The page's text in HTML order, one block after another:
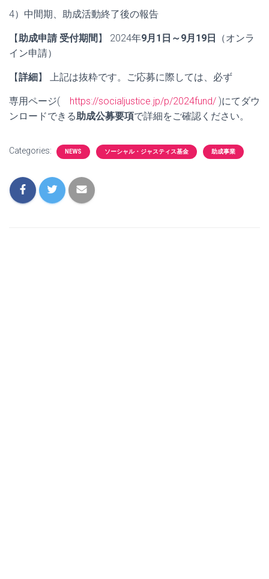
4）中間期、助成活動終了後の報告
【助成申請 受付期間 】 2024年9月1日～9月19日
（オンラ
イン申請）
【詳細】 上記は抜粋です。ご応募に際しては、必ず
専用ページ( https://socialjustice.jp/p/2024fund/ )にてダウ
ンロードできる助成公募要項で詳細をご確認ください。
Categories: NEWS ソーシャル・ジャスティス基金 助成事業